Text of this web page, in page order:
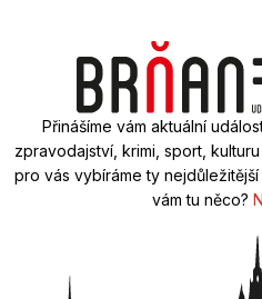
Přinášíme vám aktuální
zpravodajství, krimi, sport,
pro vás vybíráme ty
vám tu něco?